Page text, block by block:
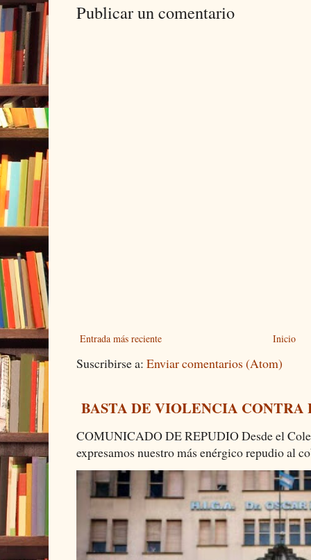
Publicar un comentario
Entrada más reciente Inicio
Suscribirse a: Enviar comentarios (Atom)
BASTA DE VIOLENCIA
COMUNICADO DE REPUDIO Desde el
expresamos nuestro más enérgico repudio al